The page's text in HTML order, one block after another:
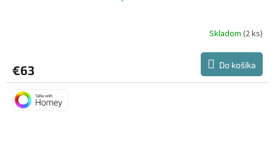
Skladom (2 ks)
€63 Do košíka